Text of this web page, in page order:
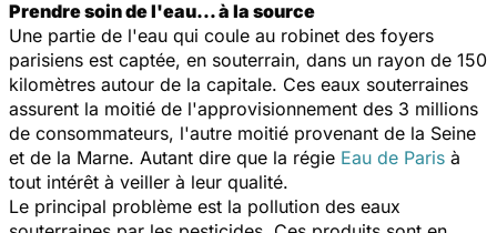
Prendre soin de l'eau… à la source
Une partie de l'eau qui coule au robinet des foyers
parisiens est captée, en souterrain, dans un rayon de 150
kilomètres autour de la capitale. Ces eaux souterraines
assurent la moitié de l'approvisionnement des 3 millions
de consommateurs, l'autre moitié provenant de la Seine
et de la Marne. Autant dire que la régie Eau de Paris à
tout intérêt à veiller à leur qualité.
Le principal problème est la pollution des eaux